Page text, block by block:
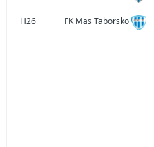
H26 FK Mas Taborsko